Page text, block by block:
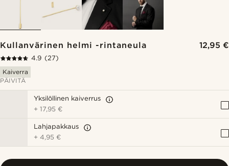
Kullanvärinen helmi -rintaneula 12,95 €
4.9 (27)
Kaiverra
PÄIVITÄ
Yksilöllinen kaiverrus
+17,95 €
Lahjapakkaus
+4,95 €